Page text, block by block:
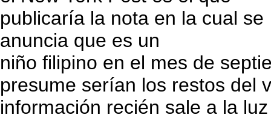
publicaría la nota en la cual se
anuncia que es un
niño filipino en el mes de
presume serían los restos del
información recién sale a la